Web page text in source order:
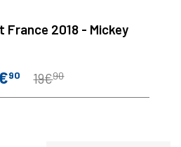
France 2018 - Mickey
90
Prix
19€90